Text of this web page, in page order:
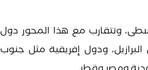
وتتقارب مع هذا المحور دول
البرازيل، ودول إفريقية مثل جنوب